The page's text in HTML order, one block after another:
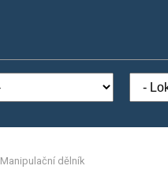
Manipulační dělník